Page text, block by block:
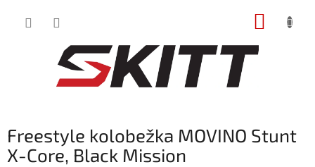
Freestyle kolobežka MOVINO Stunt
X-Core, Black Mission